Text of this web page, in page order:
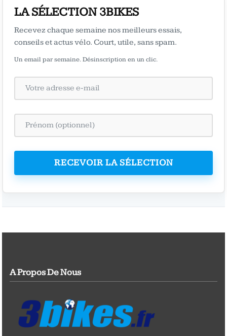
LA SÉLECTION 3BIKES
Recevez chaque semaine nos meilleurs essais,
conseils et actus vélo. Court, utile, sans spam.
Un email par semaine. Désinscription en un clic.
RECEVOIR LA SÉLECTION
A Propos De Nous